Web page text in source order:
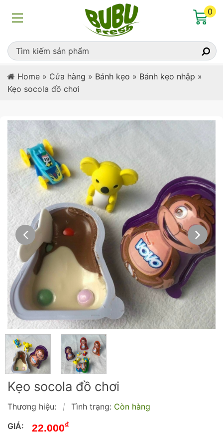
0
Home » Cửa hàng » Bánh kẹo » Bánh kẹo nhập »
Kẹo socola đồ chơi
Kẹo socola đồ chơi
Thương hiệu: | Tình trạng: Còn hàng
GIÁ:
22.000₫